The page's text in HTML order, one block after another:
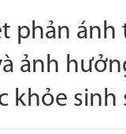
phản
ảnh
khỏe sinh